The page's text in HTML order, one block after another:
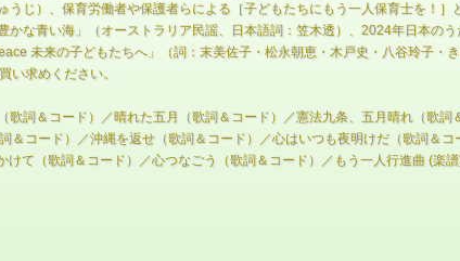
じ）、保育労働者や保護者らによる［子どもたちにもう一人保育士を！］
な青い海」（オーストラリア民謡、日本語詞：笠木透）、2024年日本の
未来の子どもたちへ」（詞：末美佐子・松永朝恵・木戸史・八谷玲子・
い求めください。
詞＆コード）／晴れた五月（歌詞＆コード）／憲法九条、五月晴れ（歌
コード）／沖縄を返せ（歌詞＆コード）／心はいつも夜明けだ（歌詞＆
て（歌詞＆コード）／心つなごう（歌詞＆コード）／もう一人行進曲 (楽